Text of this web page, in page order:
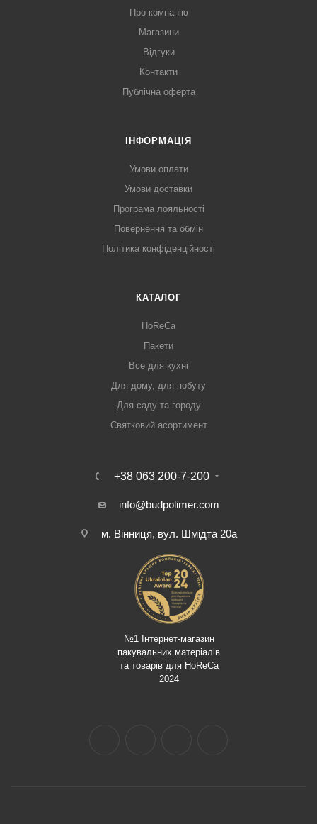
Про компанію
Магазини
Відгуки
Контакти
Публічна оферта
ІНФОРМАЦІЯ
Умови оплати
Умови доставки
Програма лояльності
Повернення та обмін
Політика конфіденційності
КАТАЛОГ
HoReCa
Пакети
Все для кухні
Для дому, для побуту
Для саду та городу
Святковий асортимент
+38 063 200-7-200
info@budpolimer.com
м. Вінниця, вул. Шмідта 20а
№1 Інтернет-магазин
пакувальних матеріалів
та товарів для HoReCa
2024